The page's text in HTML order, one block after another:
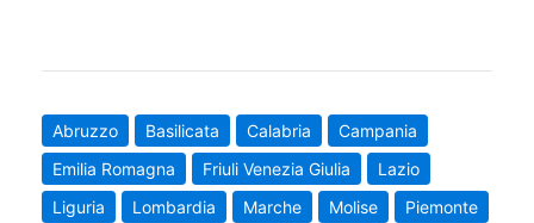
Abruzzo Basilicata Calabria
Campania
Emilia Romagna
Friuli Venezia Giulia
Lazio
Liguria
Lombardia Marche Molise
Piemonte